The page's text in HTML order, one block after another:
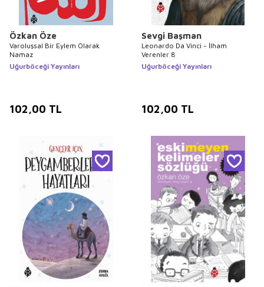
Özkan Öze
Varoluşsal Bir Eylem Olarak
Namaz
Uğurböceği Yayınları
102,00 TL
Sevgi Başman
Leonardo Da Vinci - İlham
Verenler 8
Uğurböceği Yayınları
102,00 TL